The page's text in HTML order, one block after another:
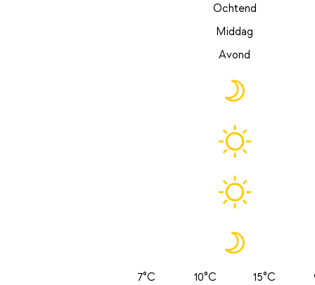
Ochtend
Middag
Avond
7°C 10°C 15°C